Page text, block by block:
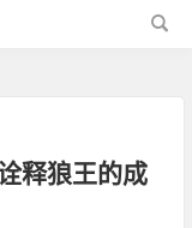
释狼王的成